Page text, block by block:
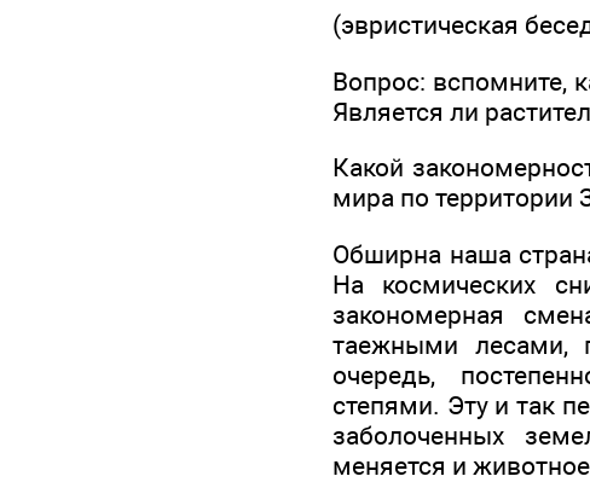
(эвристическая
Вопрос: вспомните,
Является ли
Какой
мира по территории
Обширна наша
На космических
закономерная
таежными лесами,
очередь,
степями. Эту и так
заболоченных
меняется и